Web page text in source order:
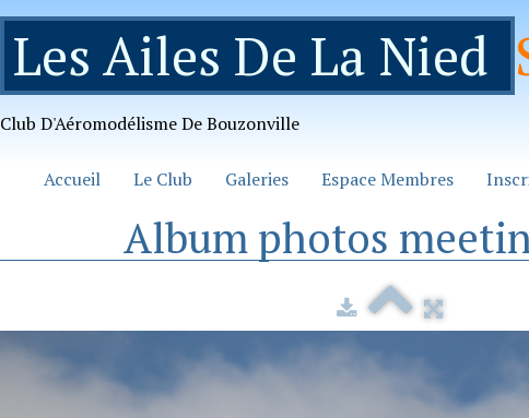
Les Ailes De La Nied
Club D'Aéromodélisme De Bouzonville
Accueil Le Club Galeries Espace Membres
Album photos